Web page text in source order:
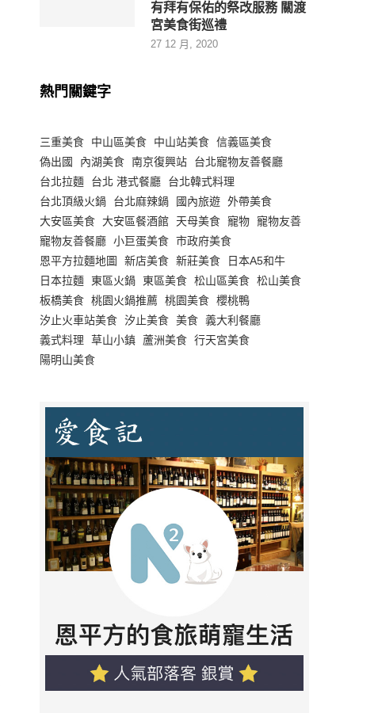
有拜有保佑的祭改服務 關渡
宮美食街巡禮
27 12 月, 2020
熱門關鍵字
三重美食 中山區美食 中山站美食 信義區美食
偽出國
內湖美食 南京復興站
台北寵物友善餐廳
台北拉麵
台北 港式餐廳
台北韓式料理
台北頂級火鍋
台北麻辣鍋 國內旅遊 外帶美食
大安區美食 大安區餐酒館 天母美食 寵物 寵物友善
寵物友善餐廳 小巨蛋美食 市政府美食
恩平方拉麵地圖
新店美食 新莊美食
日本A5和牛
日本拉麵
東區火鍋 東區美食 松山區美食 松山美食
板橋美食 桃園火鍋推薦 桃園美食 櫻桃鴨
汐止火車站美食 汐止美食 美食 義大利餐廳
義式料理
草山小鎮 蘆洲美食 行天宮美食
陽明山美食